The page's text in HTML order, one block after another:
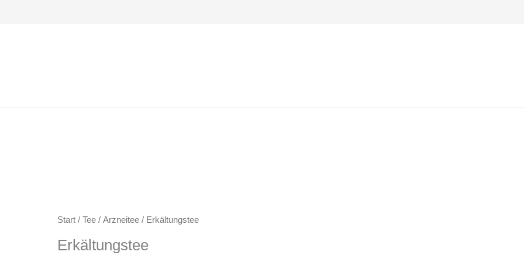
Inhalt
Start /Tee /Arzneitee / Erkältungstee
Erkältungstee